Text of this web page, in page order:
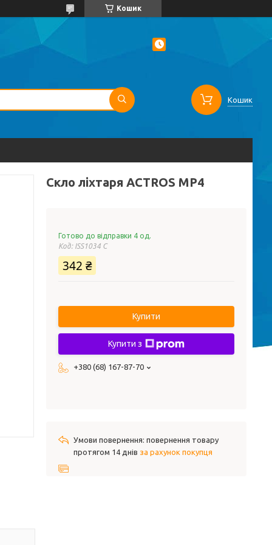
Кошик
Кошик
Скло ліхтаря ACTROS MP4
Готово до відправки 4 од.
Код: ISS1034 C
342 ₴
Купити
Купити з
+380 (68) 167-87-70
повернення товару
протягом 14 днів за рахунок покупця